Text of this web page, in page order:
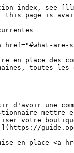
index, see
this page is
href="#what-
en place des
toutes les
d'avoir une
mettre
votre
en place <a